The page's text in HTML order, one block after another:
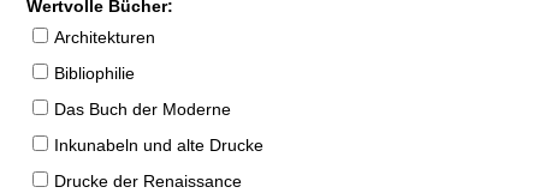
Wertvolle Bücher:
Architekturen
Bibliophilie
Das Buch der Moderne
Inkunabeln und alte Drucke
Drucke der Renaissance